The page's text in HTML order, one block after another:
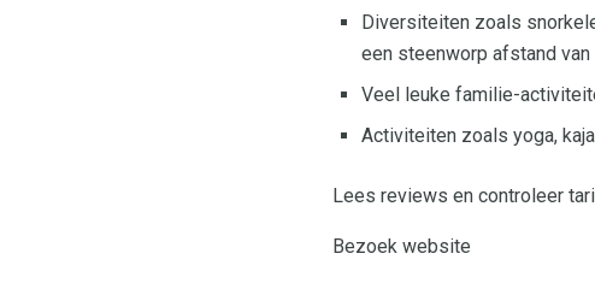
Diversiteiten zoals
een steenworp afstand van
Veel leuke familie-
Activiteiten zoals yoga,
Lees reviews en controleer
Bezoek website